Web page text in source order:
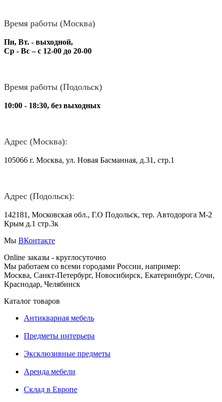
Время работы (Москва)
Пн, Вт. - выходной,
Ср - Вс – с 12-00 до 20-00
Время работы (Подольск)
10:00 - 18:30, без выходных
Адрес (Москва):
105066 г. Москва, ул. Новая Басманная, д.31, стр.1
Адрес (Подольск):
142181, Московская обл., Г.О Подольск, тер. Автодорога М-2
Крым д.1 стр.3к
Мы ВКонтакте
Online заказы - круглосуточно
Мы работаем со всеми городами России, например:
Москва, Санкт-Петербург, Новосибирск, Екатеринбург, Сочи,
Краснодар, Челябинск
Каталог товаров
Антикварная мебель
Предметы интерьера
Эксклюзивные предметы
Аренда мебели
Склад в Европе